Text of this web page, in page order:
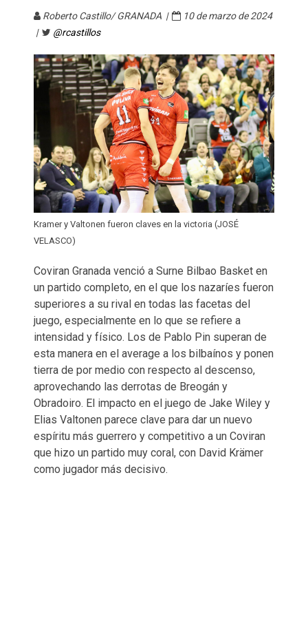
Roberto Castillo/ GRANADA |
10 de marzo de 2024
|
@rcastillos
Kramer y Valtonen fueron claves en la victoria (JOSÉ
VELASCO)
Coviran Granada venció a Surne Bilbao Basket en
un partido completo, en el que los nazaríes fueron
superiores a su rival en todas las facetas del
juego, especialmente en lo que se refiere a
intensidad y físico. Los de Pablo Pin superan de
esta manera en el average a los bilbaínos y ponen
tierra de por medio con respecto al descenso,
aprovechando las derrotas de Breogán y
Obradoiro. El impacto en el juego de Jake Wiley y
Elias Valtonen parece clave para dar un nuevo
espíritu más guerrero y competitivo a un Coviran
que hizo un partido muy coral, con David Krämer
como jugador más decisivo.